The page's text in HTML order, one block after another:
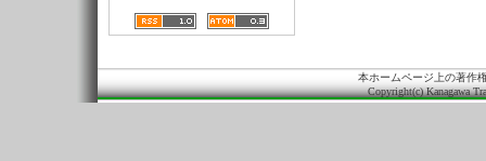
本ホームページ上の著作
Copyright(c) Kanagawa